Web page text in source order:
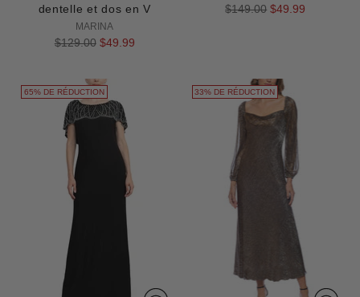
dentelle et dos en V
MARINA
Prix
$129.00 $49.99
Prix
$149.00 $49.99
65% DE RÉDUCTION 33% DE RÉDUCTION